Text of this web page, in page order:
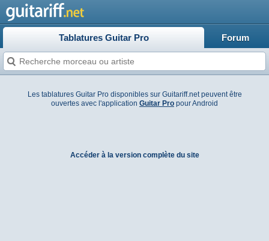
Tablatures Guitar Pro Forum
Les tablatures Guitar Pro disponibles sur Guitariff.net peuvent être
ouvertes avec l'application Guitar Pro pour Android
Accéder à la version complète du site